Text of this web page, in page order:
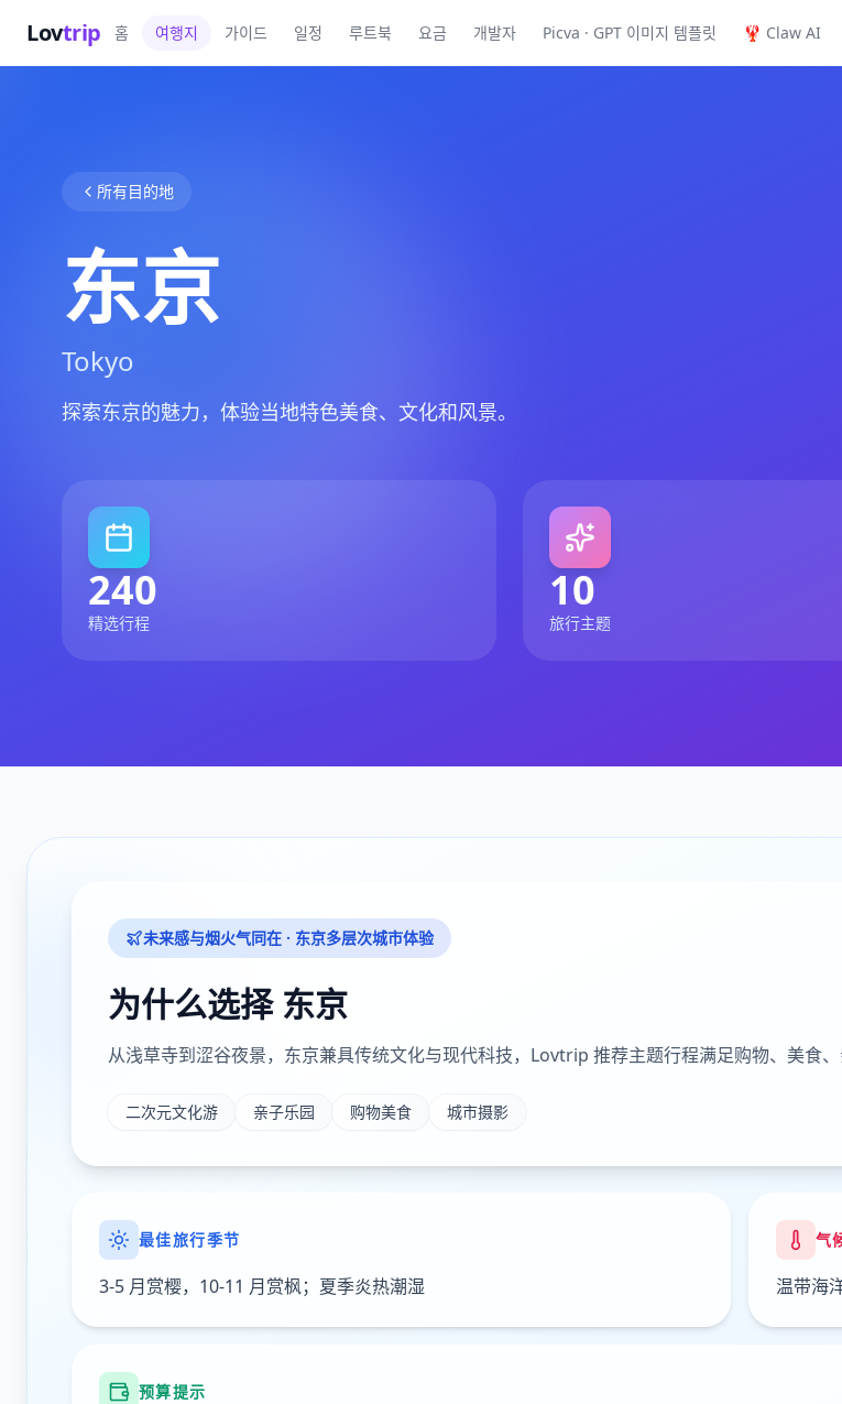
Lovtrip 홈 여행지 가이드 일정 루트북 요금 개발자 Picva · GPT 이미지 템플릿 🦞 Claw AI
所有目的地
东京
Tokyo
探索东京的魅力，体验当地特色美食、文化和风景。
240
精选行程
10
旅行主题
未来感与烟火气同在 · 东京多层次城市体验
为什么选择 东京
从浅草寺到涩谷夜景，东京兼具传统文化与现代科技，Lovtrip 推荐主题行程满足购物、美食、
二次元文化游 亲子乐园 购物美食 城市摄影
最佳旅行季节
3-5 月赏樱，10-11 月赏枫；夏季炎热潮湿
气
温带海
预算提示